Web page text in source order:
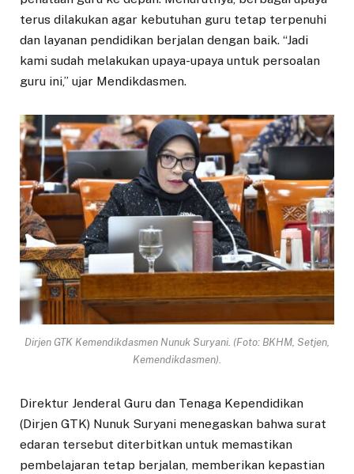
terus dilakukan agar kebutuhan guru tetap terpenuhi
dan layanan pendidikan berjalan dengan baik. “Jadi
kami sudah melakukan upaya-upaya untuk persoalan
guru ini,” ujar Mendikdasmen.
Dirjen GTK Kemendikdasmen Nunuk Suryani. (Foto: BKHM, Setjen,
Kemendikdasmen).
Direktur Jenderal Guru dan Tenaga Kependidikan
(Dirjen GTK) Nunuk Suryani menegaskan bahwa surat
edaran tersebut diterbitkan untuk memastikan
pembelajaran tetap berjalan, memberikan kepastian